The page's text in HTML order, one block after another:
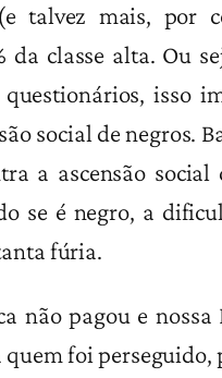
mais, por
classe alta. Ou
isso
social de negros.
a ascensão
se é negro, a
fúria.
não pagou e
foi